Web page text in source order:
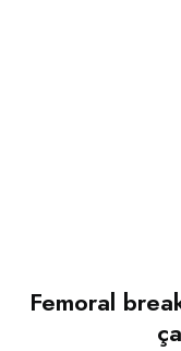
Femoral